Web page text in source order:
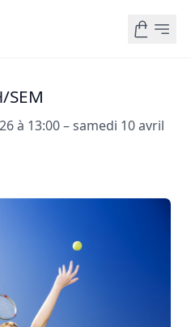
à 13:00 – samedi 10 avril